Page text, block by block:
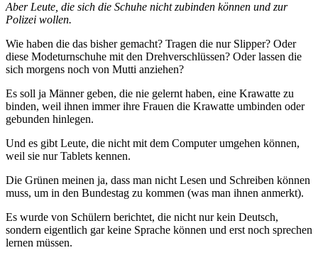
Aber Leute, die sich die Schuhe nicht zubinden können und zur
Polizei wollen.
Wie haben die das bisher gemacht? Tragen die nur Slipper? Oder
diese Modeturnschuhe mit den Drehverschlüssen? Oder lassen die
sich morgens noch von Mutti anziehen?
Es soll ja Männer geben, die nie gelernt haben, eine Krawatte zu
binden, weil ihnen immer ihre Frauen die Krawatte umbinden oder
gebunden hinlegen.
Und es gibt Leute, die nicht mit dem Computer umgehen können,
weil sie nur Tablets kennen.
Die Grünen meinen ja, dass man nicht Lesen und Schreiben können
muss, um in den Bundestag zu kommen (was man ihnen anmerkt).
Es wurde von Schülern berichtet, die nicht nur kein Deutsch,
sondern eigentlich gar keine Sprache können und erst noch sprechen
lernen müssen.